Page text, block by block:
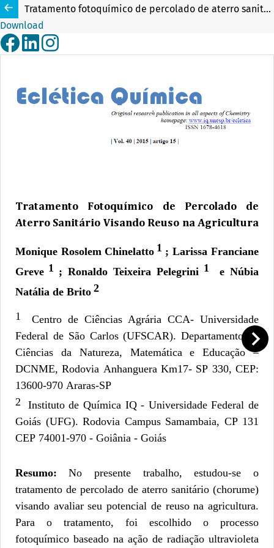
Tratamento fotoquímico de percolado de aterro sanitário visando reuso na agricultura
Download